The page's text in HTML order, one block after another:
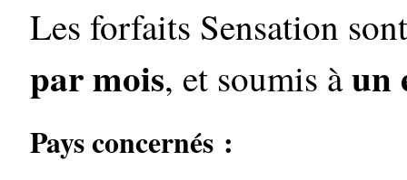
Les forfaits Sensation
par mois, et soumis àun
Pays concernés :